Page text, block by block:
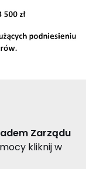
Zarządu
kliknij w